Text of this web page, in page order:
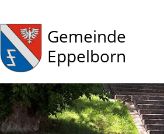
Gemeinde
Eppelborn